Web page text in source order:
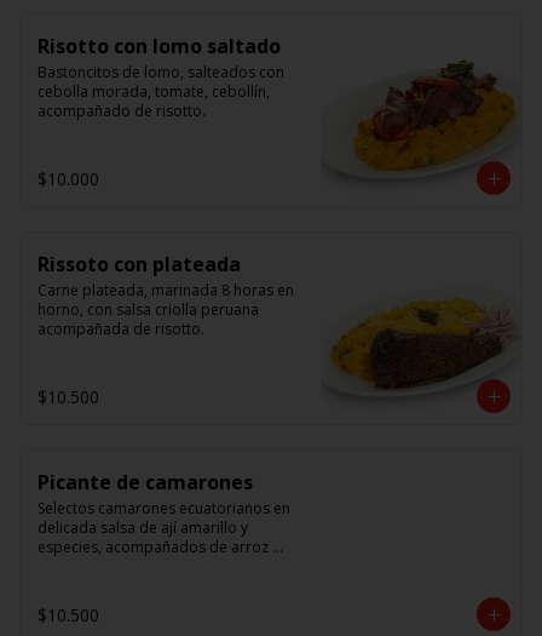
Risotto con lomo saltado
Bastoncitos de lomo, salteados con
cebolla morada, tomate, cebollín,
acompañado de risotto.
$10.000
Rissoto con plateada
Carne plateada, marinada 8 horas en
horno, con salsa criolla peruana
acompañada de risotto.
$10.500
Picante de camarones
Selectos camarones ecuatorianos en
delicada salsa de ají amarillo y
especies, acompañados de arroz
$10.500